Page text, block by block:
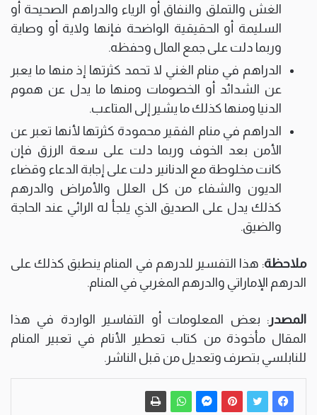
الغش والتملق والنفاق أو الرياء والدراهم الصحيحة أو
السليمة أو الحقيقية الواضحة فإنها ولاية أو وصاية
وربما دلت على جمع المال وحفظه.
الدراهم في منام الغني لا تحمد كثرتها إذ منها ما يعبر
عن الشدائد أو الخصومات ومنها ما يدل عن هموم
الدنيا ومنها كذلك ما يشير إلى المتاعب.
الدراهم في منام الفقير محمودة كثرتها لأنها تعبر عن
الأمن بعد الخوف وربما دلت على سعة الرزق فإن
كانت مخلوطة مع الدنانير دلت على إجابة الدعاء وقضاء
الديون والشفاء من كل العلل والأمراض والدرهم
كذلك يدل على الصديق الذي يلجأ له الرائي عند الحاجة
والضيق.
ملاحظة: هذا التفسير للدرهم في المنام ينطبق كذلك على
الدرهم الإماراتي والدرهم المغربي في المنام.
المصدر : بعض المعلومات أو التفاسير الواردة في هذا
المقال مأخوذة من كتاب تعطير الأنام في تعبير المنام
للنابلسي بتصرف وتعديل من قبل الناشر.